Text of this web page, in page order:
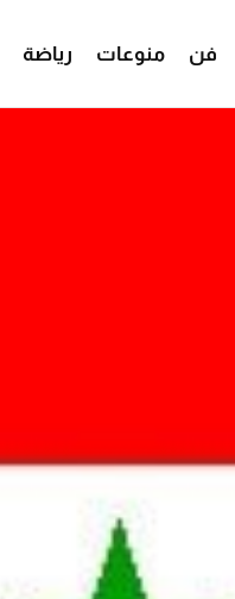
فن منوعات رياضة